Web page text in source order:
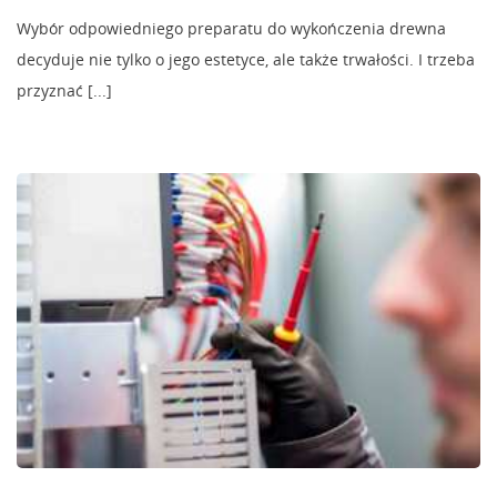
Wybór odpowiedniego preparatu do wykończenia drewna
decyduje nie tylko o jego estetyce, ale także trwałości. I trzeba
przyznać [...]